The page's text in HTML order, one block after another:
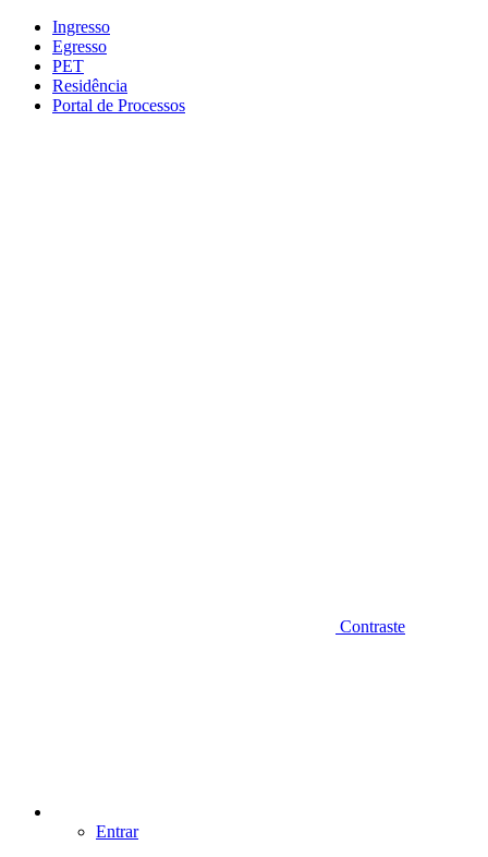
Conteúdo principal
Ingresso
Egresso
PET
Residência
Portal de Processos
Contraste
Entrar